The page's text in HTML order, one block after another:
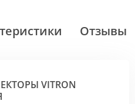
Отзывы
VITRON